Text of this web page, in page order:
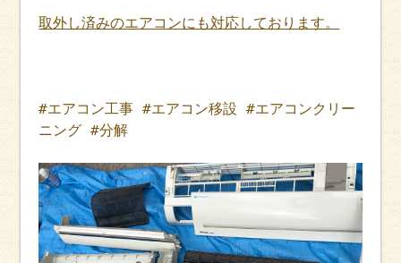
取外し済みのエアコンにも対応しております。
#エアコン工事 #エアコン移設 #エアコンクリー
ニング #分解